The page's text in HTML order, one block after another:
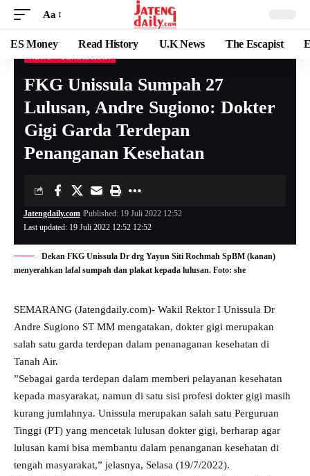
Aa
ES Money Read History U.K News The Escapist
FKG Unissula Sumpah 27
Lulusan, Andre Sugiono: Dokter
Gigi Garda Terdepan
Penanganan Kesehatan
Last updated: 19 Juli 2022 12:52 12:52
Jatengdaily.com Published: 19 Juli 2022 12:52
Dekan FKG Unissula Dr drg Yayun Siti Rochmah SpBM (kanan)
menyerahkan lafal sumpah dan plakat kepada lulusan. Foto: she
SEMARANG (Jatengdaily.com)- Wakil Rektor I Unissula Dr
Andre Sugiono ST MM mengatakan, dokter gigi merupakan
salah satu garda terdepan dalam penanaganan kesehatan di
Tanah Air.
”Sebagai garda terdepan dalam memberi pelayanan kesehatan
kepada masyarakat, namun di satu sisi profesi dokter gigi masih
kurang jumlahnya. Unissula merupakan salah satu Perguruan
Tinggi (PT) yang mencetak lulusan dokter gigi, berharap agar
lulusan kami bisa membantu dalam penanganan kesehatan di
tengah masyarakat,” jelasnya, Selasa (19/7/2022).